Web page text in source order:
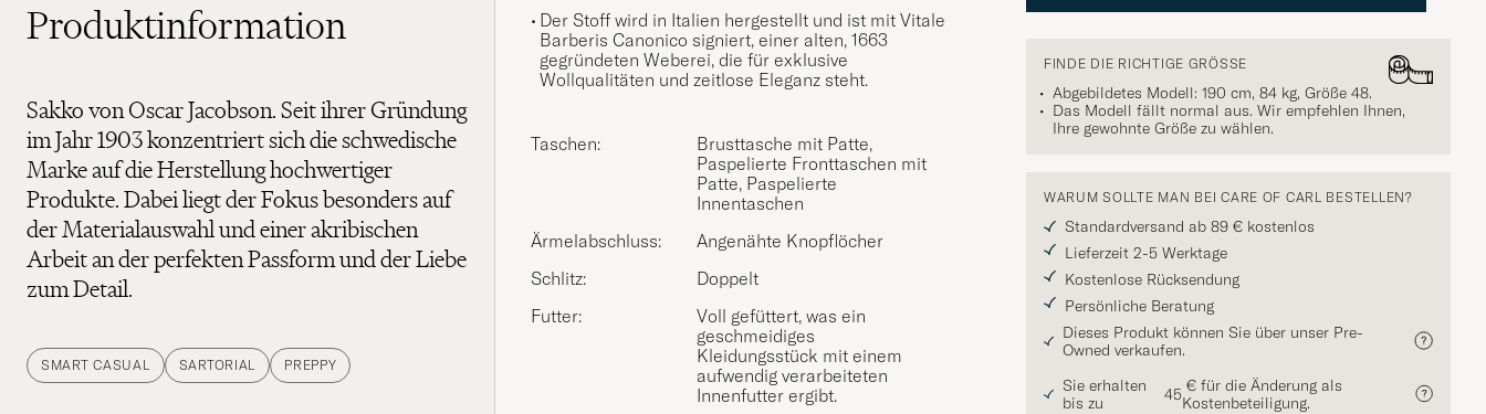
FINDE DIE RICHTIGE GRÖSSE
Abgebildetes Modell: 190 cm, 84 kg, Größe 48.
Das Modell fällt normal aus. Wir empfehlen Ihnen,
Ihre gewohnte Größe zu wählen.
WARUM SOLLTE MAN BEI CARE OF CARL BESTELLEN?
Standardversand ab 89 € kostenlos
Lieferzeit 2-5 Werktage
Kostenlose Rücksendung
Persönliche Beratung
Dieses Produkt können Sie über unser Pre-
Owned verkaufen.
Sie erhalten
bis zu
45 € für die Änderung als
Kostenbeteiligung.
Produktinformation
Sakko von Oscar Jacobson. Seit ihrer Gründung
im Jahr 1903 konzentriert sich die schwedische
Marke auf die Herstellung hochwertiger
Produkte. Dabei liegt der Fokus besonders auf
der Materialauswahl und einer akribischen
Arbeit an der perfekten Passform und der Liebe
zum Detail.
SMART CASUAL SARTORIAL PREPPY
Der Stoff wird in Italien hergestellt und ist mit Vitale
Barberis Canonico signiert, einer alten, 1663
gegründeten Weberei, die für exklusive
Wollqualitäten und zeitlose Eleganz steht.
Taschen:
Brusttasche mit Patte,
Paspelierte Fronttaschen mit
Patte, Paspelierte
Innentaschen
Ärmelabschluss:
Angenähte Knopflöcher
Schlitz:
Doppelt
Futter:
Voll gefüttert, was ein
geschmeidiges
Kleidungsstück mit einem
aufwendig verarbeiteten
Innenfutter ergibt.